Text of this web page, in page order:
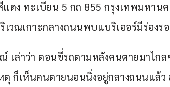
ดง ทะเบียน 5 กถ 855 กรุงเทพมหาน
ณเกาะกลางถนนพบแบริเออร์มีร่องร
เล่าว่า ตอนขี่รถตามหลังคนตายมาไก
ตุ ก็เห็นคนตายนอนนิ่งอยู่กลางถนนแล้